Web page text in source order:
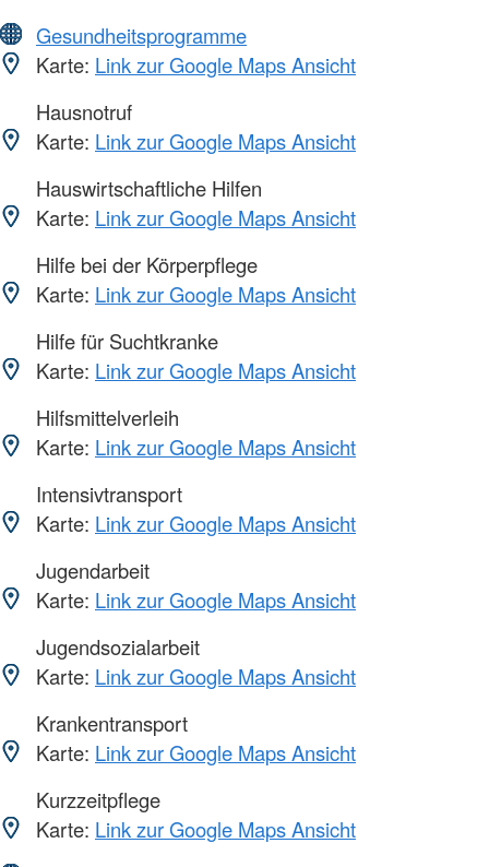
Gesundheitsprogramme
Karte: Link zur Google Maps Ansicht
Hausnotruf
Karte: Link zur Google Maps Ansicht
Hauswirtschaftliche Hilfen
Karte: Link zur Google Maps Ansicht
Hilfe bei der Körperpflege
Karte: Link zur Google Maps Ansicht
Hilfe für Suchtkranke
Karte: Link zur Google Maps Ansicht
Hilfsmittelverleih
Karte: Link zur Google Maps Ansicht
Intensivtransport
Karte: Link zur Google Maps Ansicht
Jugendarbeit
Karte: Link zur Google Maps Ansicht
Jugendsozialarbeit
Karte: Link zur Google Maps Ansicht
Krankentransport
Karte: Link zur Google Maps Ansicht
Kurzzeitpflege
Karte: Link zur Google Maps Ansicht